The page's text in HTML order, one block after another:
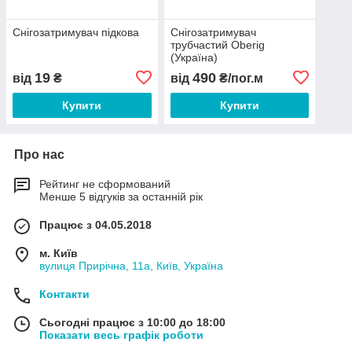
Снігозатримувач підкова
від 19 ₴
Купити
Снігозатримувач
трубчастий Oberig
(Україна)
від 490₴/пог.м
Купити
Про нас
Рейтинг не сформований
Менше 5 відгуків за останній рік
Працює з 04.05.2018
м. Київ
вулиця Прирічна, 11а, Київ, Україна
Контакти
Сьогодні працює з 10:00 до 18:00
Показати весь графік роботи